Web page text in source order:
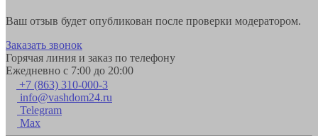
Ваш отзыв будет опубликован после проверки модератором.
Заказать звонок
Горячая линия и заказ по телефону
Ежедневно с 7:00 до 20:00
+7 (863) 310-000-3
info@vashdom24.ru
Telegram
Max